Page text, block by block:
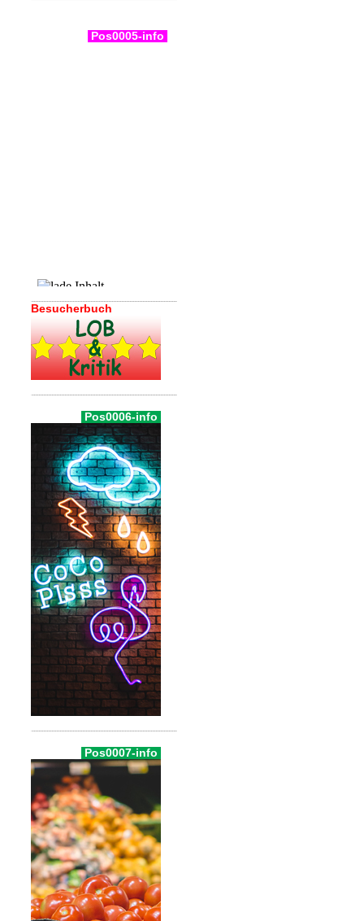
Pos0005-info
Besucherbuch
Pos0006-info
Pos0007-info